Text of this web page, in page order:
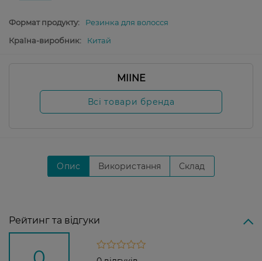
Формат продукту:
Резинка для волосся
Країна-виробник:
Китай
MIINE
Всі товари бренда
Опис Використання Склад
Рейтинг та відгуки